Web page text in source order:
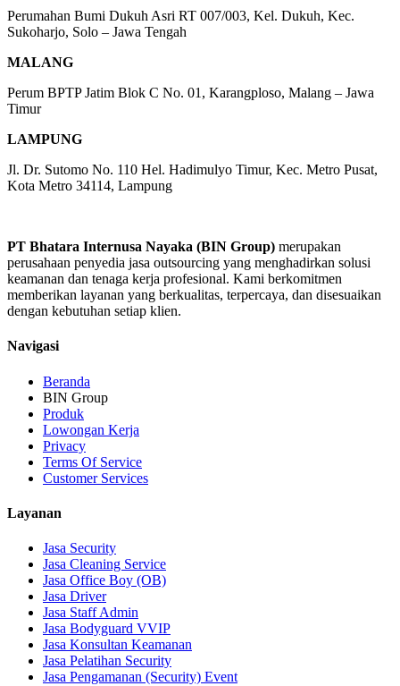
Perumahan Bumi Dukuh Asri RT 007/003, Kel. Dukuh, Kec.
Sukoharjo, Solo – Jawa Tengah
MALANG
Perum BPTP Jatim Blok C No. 01, Karangploso, Malang – Jawa
Timur
LAMPUNG
Jl. Dr. Sutomo No. 110 Hel. Hadimulyo Timur, Kec. Metro Pusat,
Kota Metro 34114, Lampung
PT Bhatara Internusa Nayaka (BIN Group) merupakan
perusahaan penyedia jasa outsourcing yang menghadirkan solusi
keamanan dan tenaga kerja profesional. Kami berkomitmen
memberikan layanan yang berkualitas, terpercaya, dan disesuaikan
dengan kebutuhan setiap klien.
Navigasi
Beranda
BIN Group
Produk
Lowongan Kerja
Privacy
Terms Of Service
Customer Services
Layanan
Jasa Security
Jasa Cleaning Service
Jasa Office Boy (OB)
Jasa Driver
Jasa Staff Admin
Jasa Bodyguard VVIP
Jasa Konsultan Keamanan
Jasa Pelatihan Security
Jasa Pengamanan (Security) Event